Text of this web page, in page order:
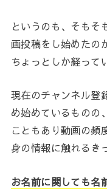
というのも、そもそ
画投稿をし始めたの
ちょっとしか経って
現在のチャンネル登
め始めているものの
こともあり動画の頻
身の情報に触れるき
お名前に関しても名